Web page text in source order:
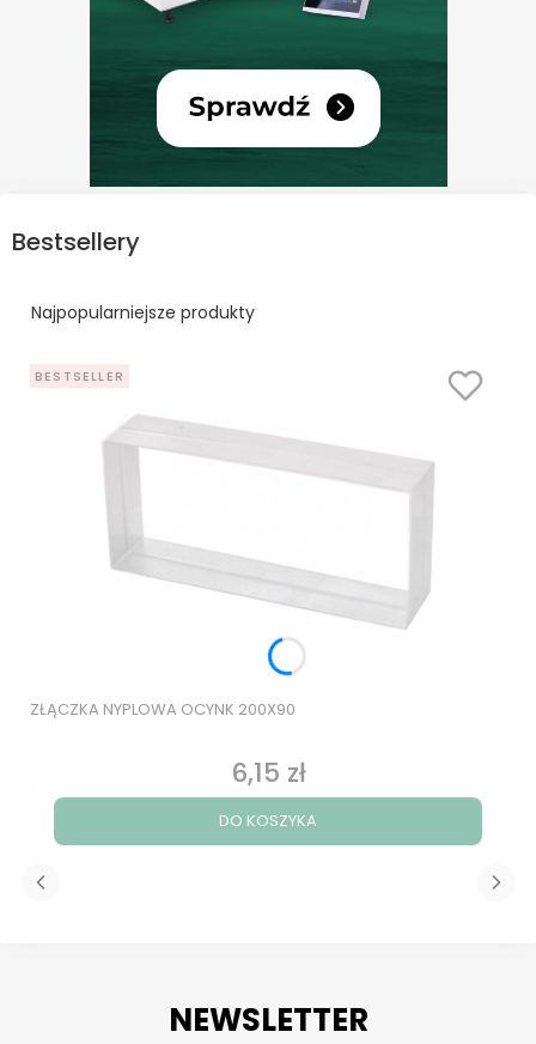
Bestsellery
Najpopularniejsze produkty
BESTSELLER
ZŁĄCZKA NYPLOWA OCYNK 200X90
Cena
6,15 zł
DO KOSZYKA
NEWSLETTER